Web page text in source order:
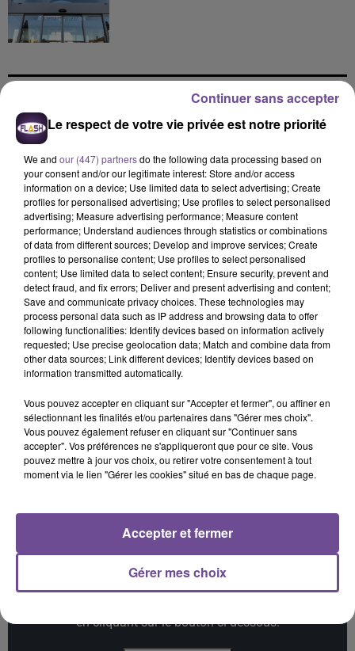
DERNIERS TITRES
20h38
20h38
OGAZUMU
Les Yeux De Laura -
Single
20h34
20h34
KUNGS
Galaxy
20h30
20h30
AZKA, IMAGES
Les Démons De Minuit
(azka Remix
AZKA
Obsesion (extended)
20h23
20h23
BOB SINCLAR
I Can't Wait
20h18
20h18
ERICK D IMPERIO
Keep It Safe Inside
(feat. Syuzan)
Cet élément est masqué compte-tenu du refus du
en cliquant sur le bouton ci-dessous.
Le respect de votre vie privée est notre priorité
We and our (447) partnersdo the following data processing based on
your consent and/or our legitimate interest: Store and/or access
information on a device; Use limited data to select advertising; Create
profiles for personalised advertising; Use profiles to select personalised
advertising; Measure advertising performance; Measure content
performance; Understand audiences through statistics or combinations
of data from different sources; Develop and improve services; Create
profiles to personalise content; Use profiles to select personalised
content; Use limited data to select content; Ensure security, prevent and
detect fraud, and fix errors; Deliver and present advertising and content;
Save and communicate privacy choices. These technologies may
process personal data such as IP address and browsing data to offer
following functionalities: Identify devices based on information actively
requested; Use precise geolocation data; Match and combine data from
other data sources; Link different devices; Identify devices based on
information transmitted automatically.
Vous pouvez accepter en cliquant sur "Accepter et fermer", ou affiner en
sélectionnant les finalités et/ou partenaires dans "Gérer mes choix".
Vous pouvez également refuser en cliquant sur "Continuer sans
accepter". Vos préférences ne s'appliqueront que pour ce site. Vous
pouvez mettre à jour vos choix, ou retirer votre consentement à tout
moment via le lien "Gérer les cookies" situé en bas de chaque page.
Gérer mes choix
Accepter et fermer
Continuer sans accepter